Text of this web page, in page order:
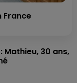
France
Mathieu, 30 ans,